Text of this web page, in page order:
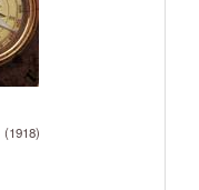
(1918)